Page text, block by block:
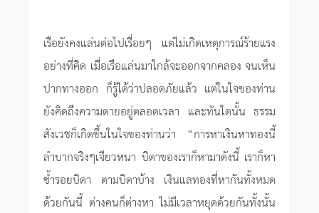
เรือยังคงแล่นต่อไปเรื่อยๆ แต่ไม่เกิดเหตุการณ์ร้ายแรง
อย่างที่คิด เมื่อเรือแล่นมาใกล้จะออกจากคลอง จนเห็น
ปากทางออก ก็รู้ได้ว่าปลอดภัยแล้ว แต่ในใจของท่าน
ยังคิดถึงความตายอยู่ตลอดเวลา และทันใดนั้น ธรรม
สังเวชก็เกิดขึ้นในใจของท่านว่า “การหาเงินหาทองนี้
ลำบากจริงๆเจียวหนา บิดาของเราก็หามาดังนี้ เราก็หา
ซ้ำรอยบิดา ตามบิดาบ้าง เงินแลทองที่หากันทั้งหมด
ด้วยกันนี้ ต่างคนก็ต่างหา ไม่มีเวลาหยุดด้วยกันทั้งนั้น